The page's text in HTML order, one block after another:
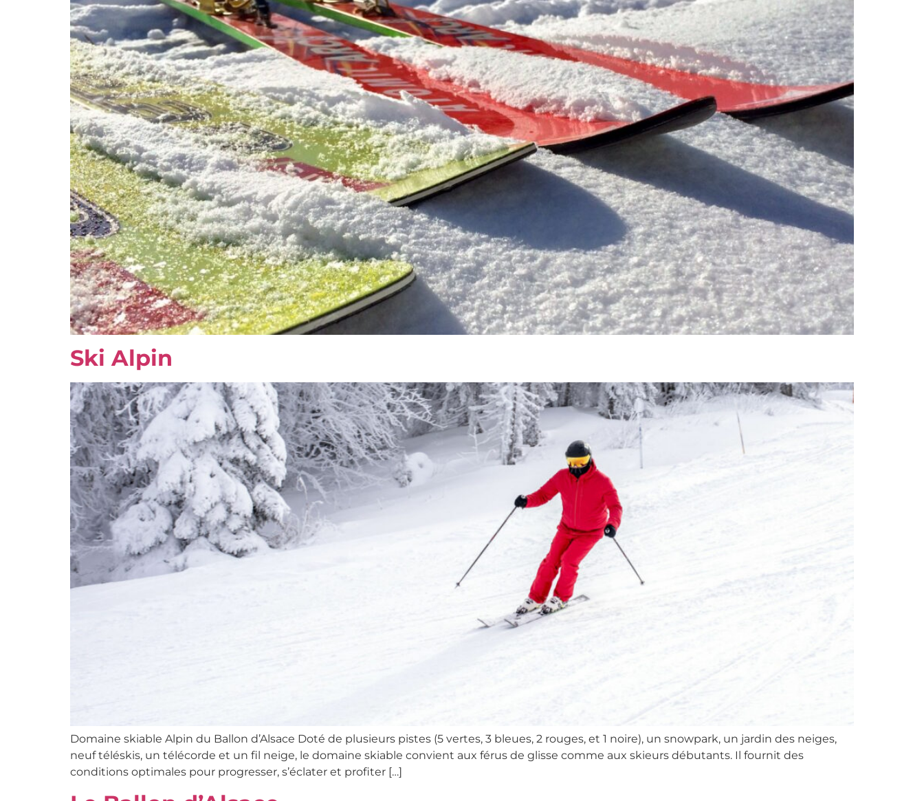
Ski Alpin
Domaine skiable Alpin du Ballon d’Alsace Doté de plusieurs pistes (5 vertes, 3 bleues, 2 rouges, et 1 noire), un snowpark, un jardin des neiges,
neuf téléskis, un télécorde et un fil neige, le domaine skiable convient aux férus de glisse comme aux skieurs débutants. Il fournit des
conditions optimales pour progresser, s’éclater et profiter […]